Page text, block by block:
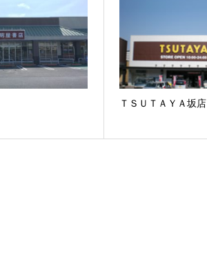
ＴＳＵＴＡＹＡ坂店